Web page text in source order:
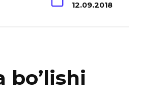
12.09.2018
bo’lishi